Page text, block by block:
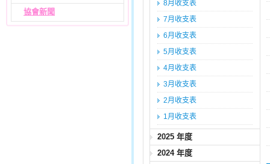
協會新聞
8月收支表
7月收支表
6月收支表
5月收支表
4月收支表
3月收支表
2月收支表
1月收支表
2025 年度
2024 年度